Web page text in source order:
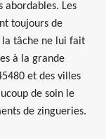
Les
toujours de
la tâche ne lui fait
à la grande
et des villes
de soin le
de zingueries.